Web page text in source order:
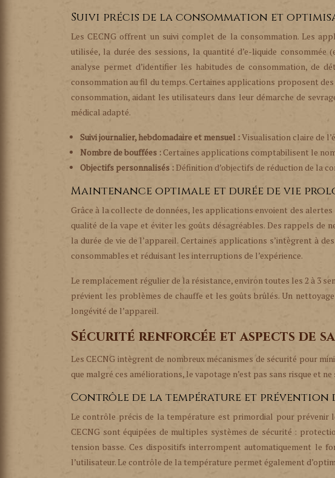
Suivi précis de la consommation et
Les CECNG offrent un suivi complet de la consommation. Les
utilisée, la durée des sessions, la quantité d’e-liquide
analyse permet d’identifier les habitudes de consommation, de
consommation au fil du temps. Certaines applications proposent
consommation, aidant les utilisateurs dans leur démarche de
médical adapté.
Suivi journalier, hebdomadaire et mensuel :Visualisation claire de
Nombre de bouffées : Certaines applications comptabilisent le
Objectifs personnalisés : Définition d’objectifs de réduction de la
Maintenance optimale et durée de vie
Grâce à la collecte de données, les applications envoient des
qualité de la vape et éviter les goûts désagréables. Des rappels de
la durée de vie de l’appareil. Certaines applications s’intègrent à
consommables et réduisant les interruptions de l’expérience.
Le remplacement régulier de la résistance, environ toutes les 2 à 3
prévient les problèmes de chauffe et les goûts brûlés. Un
longévité de l’appareil.
Sécurité renforcée et aspects de
Les CECNG intègrent de nombreux mécanismes de sécurité pour
que malgré ces améliorations, le vapotage n’est pas sans risque et
Contrôle de la température et prévention
Le contrôle précis de la température est primordial pour prévenir
CECNG sont équipées de multiples systèmes de sécurité :
tension basse. Ces dispositifs interrompent automatiquement le
l’utilisateur. Le contrôle de la température permet également